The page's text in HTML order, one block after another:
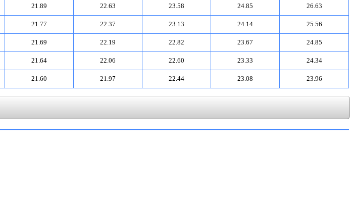
21.89 22.63 23.58 24.85 26.63
21.77 22.37 23.13 24.14 25.56
21.69 22.19 22.82 23.67 24.85
21.64 22.06 22.60 23.33 24.34
21.60 21.97 22.44 23.08 23.96